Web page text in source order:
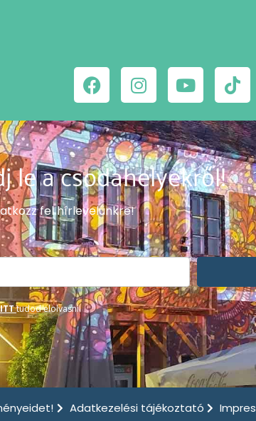
le a csodahelyekről!
fel hírlevelünkre!
ITTtudod elolvasni.
Adatkezelési tájékoztató